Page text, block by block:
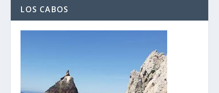
LOS CABOS